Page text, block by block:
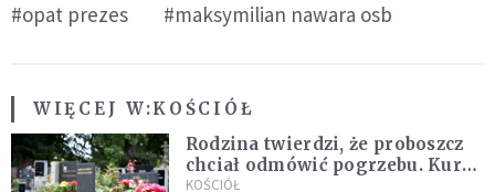
#opat prezes
#maksymilian nawara osb
WIĘCEJ W:KOŚCIÓŁ
Rodzina twierdzi, że proboszcz
chciał odmówić pogrzebu. Kuria
zapowiada wyjaśnienia
KOŚCIÓŁ